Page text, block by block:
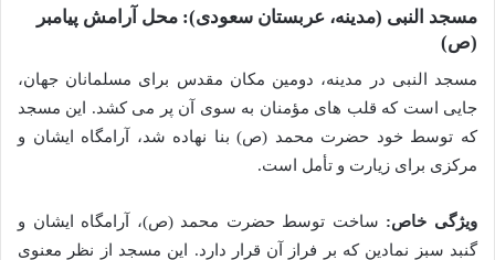
مسجد النبی (مدینه، عربستان سعودی): محل آرامش پیامبر
(ص)
مسجد النبی در مدینه، دومین مکان مقدس برای مسلمانان جهان،
جایی است که قلب های مؤمنان به سوی آن پر می کشد. این مسجد
که توسط خود حضرت محمد (ص) بنا نهاده شد، آرامگاه ایشان و
مرکزی برای زیارت و تأمل است.
ویژگی خاص: ساخت توسط حضرت محمد (ص)، آرامگاه ایشان و
گنبد سبز نمادین که بر فراز آن قرار دارد. این مسجد از نظر معنوی